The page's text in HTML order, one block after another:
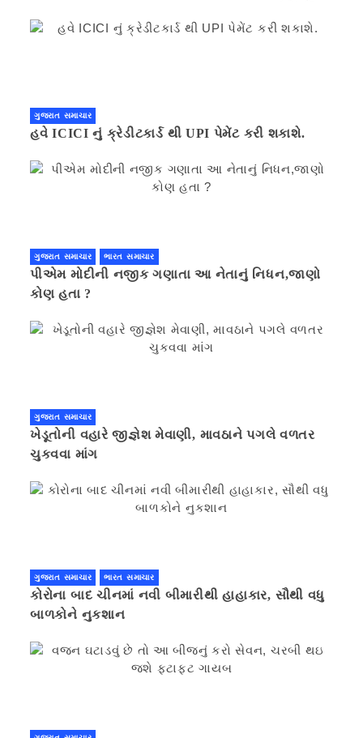
ગુજરાત સમાચાર
હવે ICICI નું ક્રેડીટકાર્ડ થી UPI પેમેંટ કરી શકાશે.
ગુજરાત સમાચાર ભારત સમાચાર
પીએમ મોદીની નજીક ગણાતા આ નેતાનું નિધન,જાણો
કોણ હતા ?
ગુજરાત સમાચાર
ખેડૂતોની વહારે જીજ્ઞેશ મેવાણી, માવઠાને પગલે વળતર
ચુકવવા માંગ
ગુજરાત સમાચાર ભારત સમાચાર
કોરોના બાદ ચીનમાં નવી બીમારીથી હાહાકાર, સૌથી વધુ
બાળકોને નુકશાન